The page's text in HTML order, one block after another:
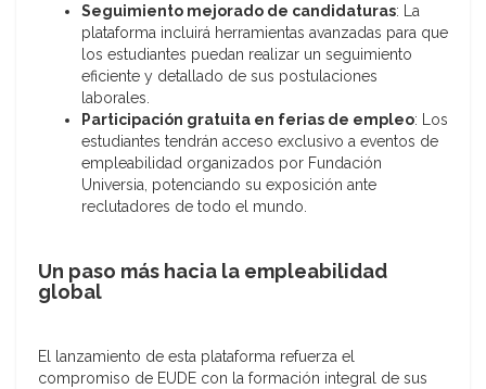
Seguimiento mejorado de candidaturas: La
plataforma incluirá herramientas avanzadas para que
los estudiantes puedan realizar un seguimiento
eficiente y detallado de sus postulaciones
laborales.
Participación gratuita en ferias de empleo: Los
estudiantes tendrán acceso exclusivo a eventos de
empleabilidad organizados por Fundación
Universia, potenciando su exposición ante
reclutadores de todo el mundo.
Un paso más hacia la empleabilidad
global
El lanzamiento de esta plataforma refuerza el
compromiso de EUDE con la formación integral de sus